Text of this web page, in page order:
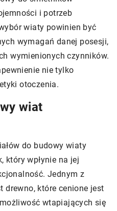
i potrzeb
wiaty powinien być
wymagań danej posesji,
wymienionych czynników.
nie tylko
otoczenia.
wiat
do budowy wiaty
który wpłynie na jej
Jednym z
drewno, które cenione jest
wtapiających się